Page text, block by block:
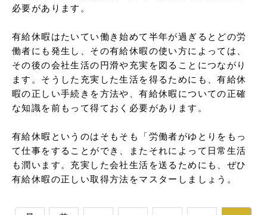
必要があります。
有給休暇はたいてい働き始めて半年が過ぎるとどの労
働者にも発生し、その有給休暇の使い方によっては、
その後の会社生活の円滑や充実を図ることにつながり
ます。そうした充実した生活を得るためにも、有給休
暇の正しい手続きを方法や、有給休暇についての正確
な知識を前もって得ておく必要があります。
有給休暇というのはそもそも「労働者がゆとりをもっ
て仕事をすることができ、またそれによって日常生活
も潤います。充実した会社生活を送るためにも、ぜひ
有給休暇の正しい取得方法をマスターしましょう。